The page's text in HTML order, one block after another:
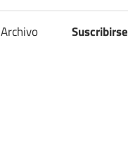
Archivo